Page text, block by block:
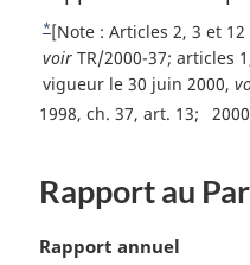
n
a
l
:
b
a
s
d
p
g
R
e
t
o
à
a
*[Note : Articles 2, 3 et
voirTR/2000-37; articles
vigueur le 30 juin 2000,
1998, ch. 37, art. 13
Rapport au
N
Rapport annuel